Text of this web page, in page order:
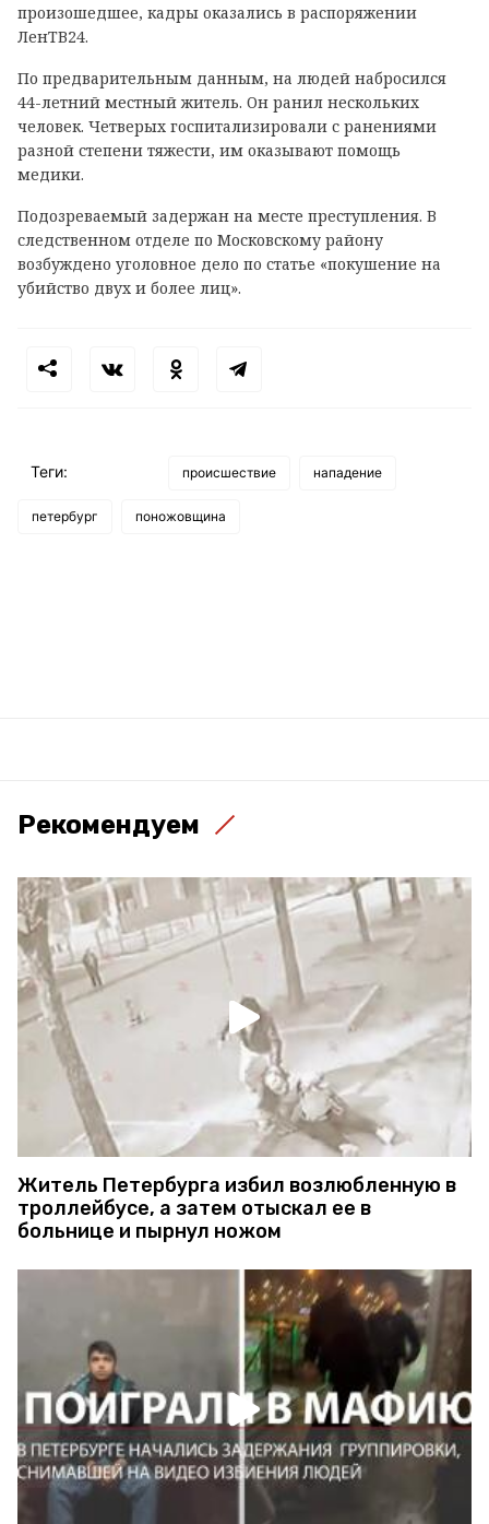
произошедшее, кадры оказались в распоряжении
ЛенТВ24.
По предварительным данным, на людей набросился
44-летний местный житель. Он ранил нескольких
человек. Четверых госпитализировали с ранениями
разной степени тяжести, им оказывают помощь
медики.
Подозреваемый задержан на месте преступления. В
следственном отделе по Московскому району
возбуждено уголовное дело по статье «покушение на
убийство двух и более лиц».
Теги: происшествие нападение
петербург поножовщина
Рекомендуем
Житель Петербурга избил возлюбленную в
троллейбусе, а затем отыскал ее в
больнице и пырнул ножом